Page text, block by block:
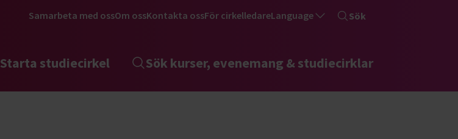
Samarbeta med ossOm ossKontakta ossFör cirkelledareLanguage Sök
Starta studiecirkel Sök kurser, evenemang & studiecirklar